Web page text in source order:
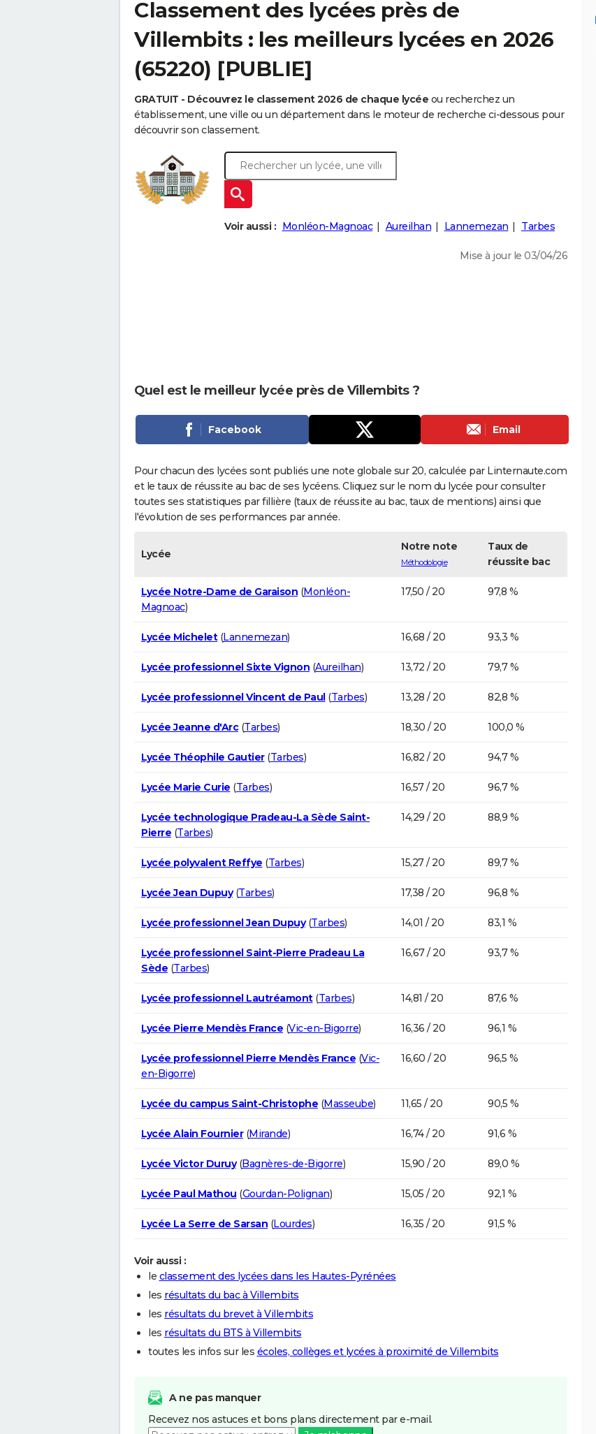
Classement des lycées près de
Villembits : les meilleurs lycées en 2026
(65220) [PUBLIE]
GRATUIT - Découvrez le classement 2026 de chaque lycée ou recherchez un
établissement, une ville ou un département dans le moteur de recherche ci-dessous pour
découvrir son classement.
Voir aussi : Monléon-Magnoac Aureilhan Lannemezan Tarbes
Mise à jour le 03/04/26
Quel est le meilleur lycée près de Villembits ?
Facebook Email
Pour chacun des lycées sont publiés une note globale sur 20, calculée par Linternaute.com
et le taux de réussite au bac de ses lycéens. Cliquez sur le nom du lycée pour consulter
toutes ses statistiques par fillière (taux de réussite au bac, taux de mentions) ainsi que
l'évolution de ses performances par année.
Lycée
Notre note
Méthodologie
Taux de
réussite bac
Lycée Notre-Dame de Garaison (Monléon-
Magnoac)
17,50 / 20 97,8 %
Lycée Michelet(Lannemezan) 16,68 / 20 93,3 %
Lycée professionnel Sixte Vignon (Aureilhan) 13,72 / 20 79,7 %
Lycée professionnel Vincent de Paul(Tarbes) 13,28 / 20 82,8 %
Lycée Jeanne d'Arc(Tarbes) 18,30 / 20 100,0 %
Lycée Théophile Gautier(Tarbes) 16,82 / 20 94,7 %
Lycée Marie Curie (Tarbes) 16,57 / 20 96,7 %
Lycée technologique Pradeau-La Sède Saint-
Pierre (Tarbes)
14,29 / 20 88,9 %
Lycée polyvalent Reffye (Tarbes) 15,27 / 20 89,7 %
Lycée Jean Dupuy(Tarbes) 17,38 / 20 96,8 %
Lycée professionnel Jean Dupuy(Tarbes) 14,01 / 20 83,1 %
Lycée professionnel Saint-Pierre Pradeau La
Sède (Tarbes)
16,67 / 20 93,7 %
Lycée professionnel Lautréamont(Tarbes) 14,81 / 20 87,6 %
Lycée Pierre Mendès France (Vic-en-Bigorre) 16,36 / 20 96,1 %
Lycée professionnel Pierre Mendès France (Vic-
en-Bigorre)
16,60 / 20 96,5 %
Lycée du campus Saint-Christophe (Masseube) 11,65 / 20 90,5 %
Lycée Alain Fournier(Mirande) 16,74 / 20 91,6 %
Lycée Victor Duruy(Bagnères-de-Bigorre) 15,90 / 20 89,0 %
Lycée Paul Mathou (Gourdan-Polignan) 15,05 / 20 92,1 %
Lycée La Serre de Sarsan (Lourdes) 16,35 / 20 91,5 %
Voir aussi :
le classement des lycées dans les Hautes-Pyrénées
les résultats du bac à Villembits
les résultats du brevet à Villembits
les résultats du BTS à Villembits
toutes les infos sur les écoles, collèges et lycées à proximité de Villembits
A ne pas manquer
Recevez nos astuces et bons plans directement par e-mail.